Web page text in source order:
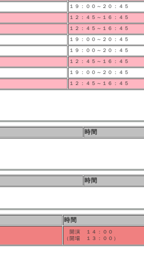
１９：００～２０：４５
１２：４５～１６：４５
１２：４５～１６：４５
１９：００～２０：４５
１９：００～２０：４５
１２：４５～１６：４５
１９：００～２０：４５
１２：４５～１６：４５
時間
時間
時間
開演 １４：００
（開場 １３：００）